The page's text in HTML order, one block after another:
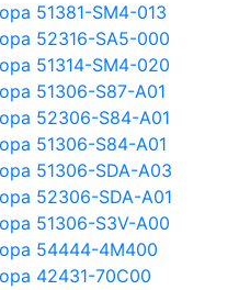
51381-SM4-013
52316-SA5-000
51314-SM4-020
51306-S87-A01
52306-S84-A01
51306-S84-A01
51306-SDA-A03
52306-SDA-A01
51306-S3V-A00
54444-4M400
42431-70С00